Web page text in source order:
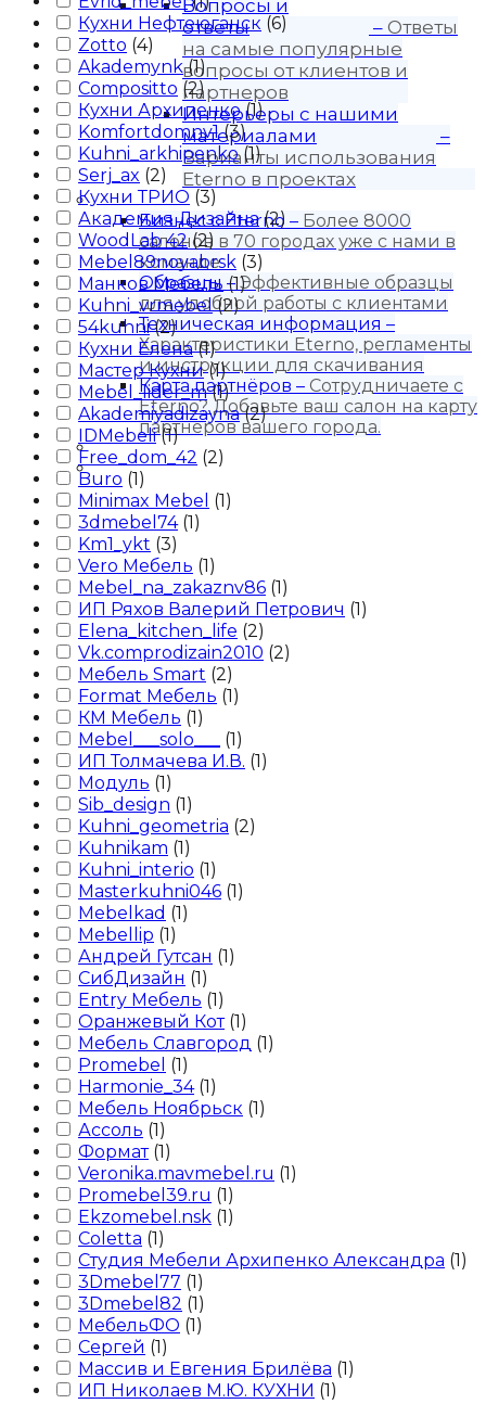
Вопросы и
ответы
– Ответы
на самые популярные
вопросы от клиентов и
партнеров
Интерьеры с нашими
материалами
–
Варианты использования
Eterno в проектах
Для бизнеса
Бизнес с Eternо – Более 8000
салонов в 70 городах уже с нами в
команде
Образцы –Эффективные образцы
для удобной работы с клиентами
Техническая информация –
Характеристики Eterno, регламенты
и инструкции для скачивания
Карта партнёров – Сотрудничаете с
Eterno? Добавьте ваш салон на карту
партнеров вашего города.
Блог
Контакты
Кухни Нефтеюганск (6)
Zotto (4)
Akademynk (1)
Compositto (2)
Кухни Архипенко (1)
Komfortdomnv1 (3)
Kuhni_arkhipenko (1)
Serj_ax (2)
Кухни ТРИО (3)
Академия Дизайна (2)
WoodLab 42 (2)
Mebel89noyabrsk (3)
Манков Мебель (1)
Kuhni_vrmebel (2)
54kuhni (2)
Кухни Елена (1)
Мастер Кухни (1)
Mebel_lider_m (1)
Akademiyadizayna (2)
IDMebeli (1)
Free_dom_42 (2)
Buro (1)
Minimax Mebel (1)
3dmebel74 (1)
Km1_ykt (3)
Vero Мебель (1)
Mebel_na_zakaznv86 (1)
ИП Ряхов Валерий Петрович (1)
Elena_kitchen_life (2)
Vk.comprodizain2010 (2)
Мебель Smart (2)
Format Мебель (1)
КМ Мебель (1)
Mebel___solo___
(1)
ИП Толмачева И.В. (1)
Модуль (1)
Sib_design (1)
Kuhni_geometria (2)
Kuhnikam (1)
Kuhni_interio (1)
Masterkuhni046 (1)
Mebelkad (1)
Mebellip (1)
Андрей Гутсан (1)
СибДизайн (1)
Entry Мебель (1)
Оранжевый Кот (1)
Мебель Славгород (1)
Promebel (1)
Harmonie_34 (1)
Мебель Ноябрьск (1)
Ассоль (1)
Формат (1)
Veronika.mavmebel.ru (1)
Promebel39.ru (1)
Ekzomebel.nsk (1)
Сoletta (1)
Студия Мебели Архипенко Александра (1)
3Dmebel77 (1)
3Dmebel82 (1)
МебельФО (1)
Сергей (1)
Массив и Евгения Брилёва (1)
ИП Николаев М.Ю. КУХНИ (1)